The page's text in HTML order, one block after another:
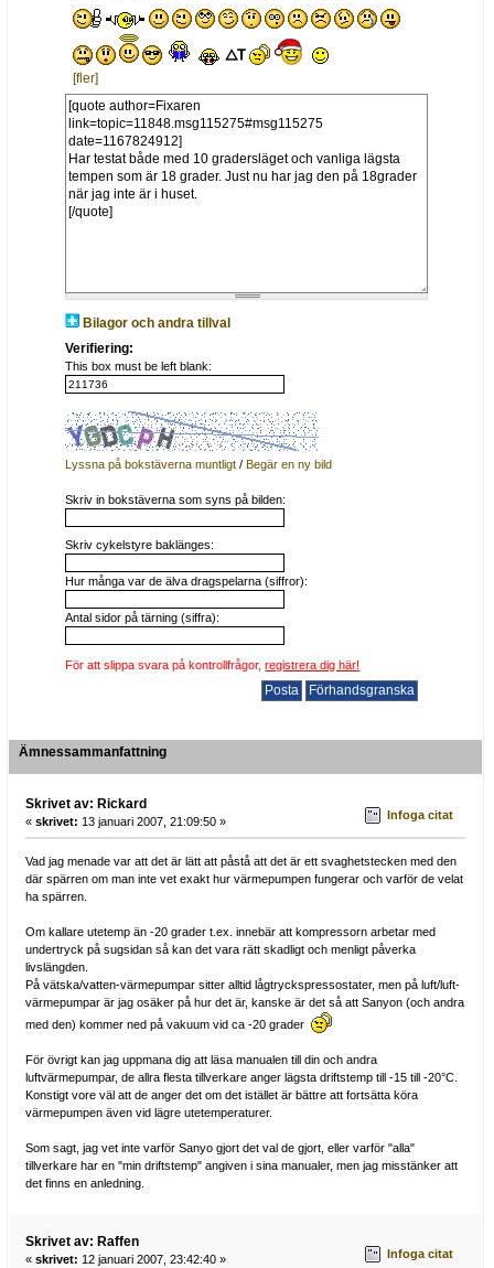
[fler]
Bilagor och andra tillval
Verifiering:
This box must be left blank:
Lyssna på bokstäverna muntligt /Begär en ny bild
Skriv in bokstäverna som syns på bilden:
Skriv cykelstyre baklänges:
Hur många var de älva dragspelarna (siffror):
Antal sidor på tärning (siffra):
För att slippa svara på kontrollfrågor,registrera dig här!
Ämnessammanfattning
Skrivet av: Rickard
« skrivet: 13 januari 2007, 21:09:50 » Infoga citat
Vad jag menade var att det är lätt att påstå att det är ett svaghetstecken med den
där spärren om man inte vet exakt hur värmepumpen fungerar och varför de velat
ha spärren.
Om kallare utetemp än -20 grader t.ex. innebär att kompressorn arbetar med
undertryck på sugsidan så kan det vara rätt skadligt och menligt påverka
livslängden.
På vätska/vatten-värmepumpar sitter alltid lågtryckspressostater, men på luft/luft-
värmepumpar är jag osäker på hur det är, kanske är det så att Sanyon (och andra
med den) kommer ned på vakuum vid ca -20 grader
För övrigt kan jag uppmana dig att läsa manualen till din och andra
luftvärmepumpar, de allra flesta tillverkare anger lägsta driftstemp till -15 till -20°C.
Konstigt vore väl att de anger det om det istället är bättre att fortsätta köra
värmepumpen även vid lägre utetemperaturer.
Som sagt, jag vet inte varför Sanyo gjort det val de gjort, eller varför "alla"
tillverkare har en "min driftstemp" angiven i sina manualer, men jag misstänker att
det finns en anledning.
Skrivet av: Raffen
« skrivet: 12 januari 2007, 23:42:40 » Infoga citat